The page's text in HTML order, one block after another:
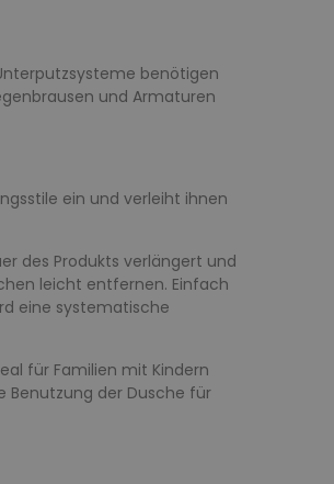
benötigen
und Armaturen
ein und verleiht ihnen
des Produkts verlängert und
leicht entfernen. Einfach
eine systematische
für Familien mit Kindern
Benutzung der Dusche für